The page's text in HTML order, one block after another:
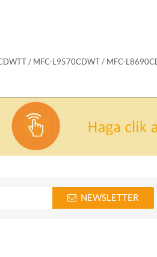
/ MFC-L9570CDWT / MFC-
NEWSLETTER